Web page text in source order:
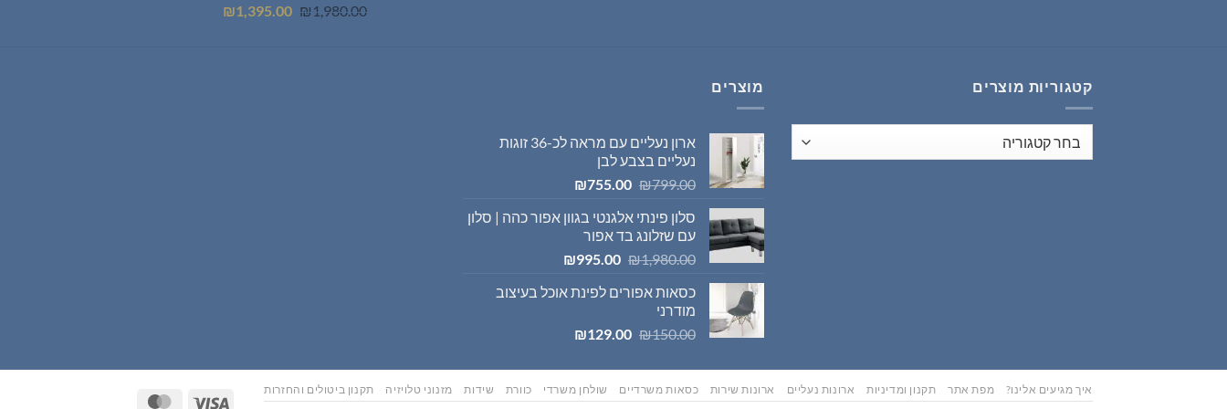
₪ 1,980.00
המחיר
₪1,395.00
המחיר
קטגוריות מוצרים
מוצרים
ארון נעליים עם מראה לכ-36 זוגות
נעליים בצבע לבן
₪799.00
המחיר
היה:
₪799.00.
₪755.00
המחיר
הוא:
סלון פינתי אלגנטי בגוון אפור כהה | סלון
עם שזלונג בד אפור
₪1,980.00
המחיר
היה:
₪995.00
המחיר
הוא:
כסאות אפורים לפינת אוכל בעיצוב
מודרני
₪150.00
המחיר
היה:
₪150.00.
₪129.00
המחיר
הוא:
₪129.00.
Visa
איך מגיעים אלינו? מפת אתר תקנון ומדיניות ארונות נעליים ארונות שירות כסאות משרדיים שולחן משרדי כוורת שידות מזנוני טלויזיה תקנון ביטולים והחזרות